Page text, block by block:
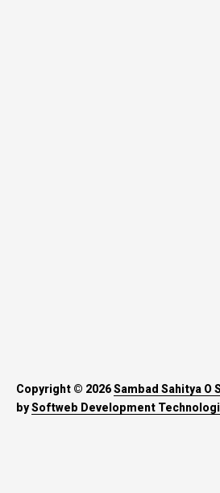
Copyright © 2026Sambad Sahitya O
bySoftweb Development